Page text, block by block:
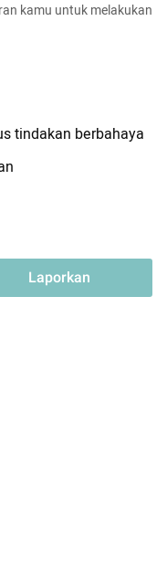
kamu untuk melakukan
tindakan berbahaya
Laporkan